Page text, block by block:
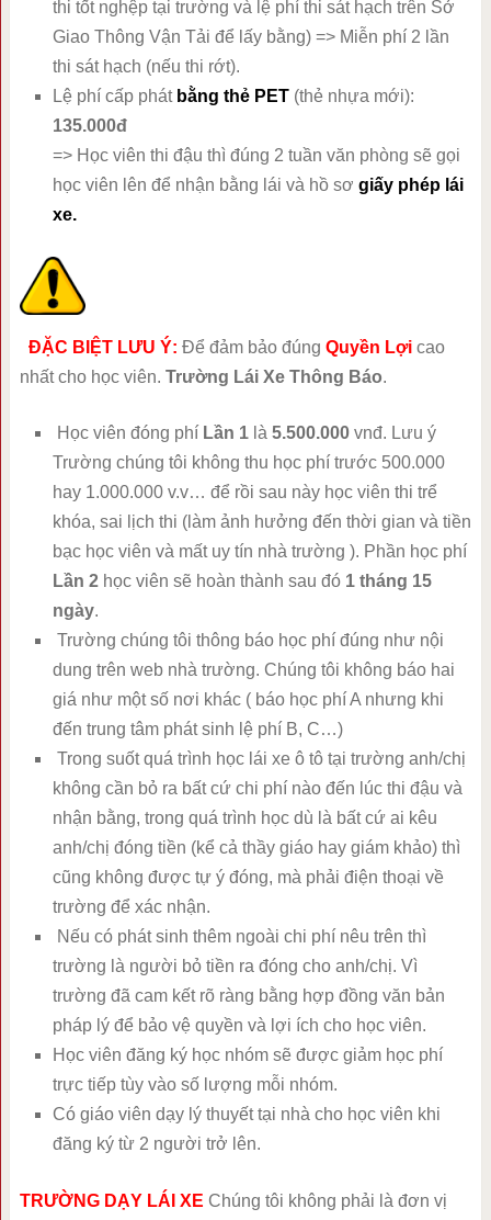
thi tốt nghệp tại trường và lệ phí thi sát hạch trên Sở
Giao Thông Vận Tải để lấy bằng) => Miễn phí 2 lần
thi sát hạch (nếu thi rớt).
Lệ phí cấp phát bằng thẻ PET (thẻ nhựa mới):
135.000đ
=> Học viên thi đậu thì đúng 2 tuần văn phòng sẽ gọi
học viên lên để nhận bằng lái và hồ sơ giấy phép lái
xe.
ĐẶC BIỆT LƯU Ý: Để đảm bảo đúng Quyền Lợicao
nhất cho học viên. Trường Lái Xe Thông Báo.
Học viên đóng phí Lần 1là 5.500.000vnđ. Lưu ý
Trường chúng tôi không thu học phí trước 500.000
hay 1.000.000 v.v… để rồi sau này học viên thi trể
khóa, sai lịch thi (làm ảnh hưởng đến thời gian và tiền
bạc học viên và mất uy tín nhà trường ). Phần học phí
Lần 2học viên sẽ hoàn thành sau đó 1 tháng 15
ngày.
Trường chúng tôi thông báo học phí đúng như nội
dung trên web nhà trường. Chúng tôi không báo hai
giá như một số nơi khác ( báo học phí A nhưng khi
đến trung tâm phát sinh lệ phí B, C…)
Trong suốt quá trình học lái xe ô tô tại trường anh/chị
không cần bỏ ra bất cứ chi phí nào đến lúc thi đậu và
nhận bằng, trong quá trình học dù là bất cứ ai kêu
anh/chị đóng tiền (kể cả thầy giáo hay giám khảo) thì
cũng không được tự ý đóng, mà phải điện thoại về
trường để xác nhận.
Nếu có phát sinh thêm ngoài chi phí nêu trên thì
trường là người bỏ tiền ra đóng cho anh/chị. Vì
trường đã cam kết rõ ràng bằng hợp đồng văn bản
pháp lý để bảo vệ quyền và lợi ích cho học viên.
Học viên đăng ký học nhóm sẽ được giảm học phí
trực tiếp tùy vào số lượng mỗi nhóm.
Có giáo viên dạy lý thuyết tại nhà cho học viên khi
đăng ký từ 2 người trở lên.
TRƯỜNG DẠY LÁI XE Chúng tôi không phải là đơn vị